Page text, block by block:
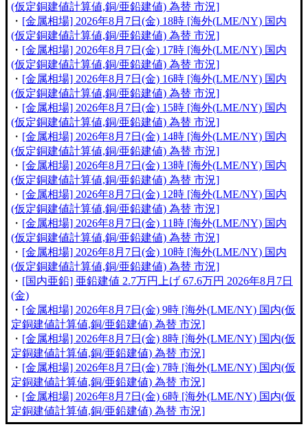
(仮定銅建値計算値,銅/亜鉛建値) 為替 市況]
・ [金属相場] 2026年8月7日(金) 18時 [海外(LME/NY) 国内
(仮定銅建値計算値,銅/亜鉛建値) 為替 市況]
・ [金属相場] 2026年8月7日(金) 17時 [海外(LME/NY) 国内
(仮定銅建値計算値,銅/亜鉛建値) 為替 市況]
・ [金属相場] 2026年8月7日(金) 16時 [海外(LME/NY) 国内
(仮定銅建値計算値,銅/亜鉛建値) 為替 市況]
・ [金属相場] 2026年8月7日(金) 15時 [海外(LME/NY) 国内
(仮定銅建値計算値,銅/亜鉛建値) 為替 市況]
・ [金属相場] 2026年8月7日(金) 14時 [海外(LME/NY) 国内
(仮定銅建値計算値,銅/亜鉛建値) 為替 市況]
・ [金属相場] 2026年8月7日(金) 13時 [海外(LME/NY) 国内
(仮定銅建値計算値,銅/亜鉛建値) 為替 市況]
・ [金属相場] 2026年8月7日(金) 12時 [海外(LME/NY) 国内
(仮定銅建値計算値,銅/亜鉛建値) 為替 市況]
・ [金属相場] 2026年8月7日(金) 11時 [海外(LME/NY) 国内
(仮定銅建値計算値,銅/亜鉛建値) 為替 市況]
・ [金属相場] 2026年8月7日(金) 10時 [海外(LME/NY) 国内
(仮定銅建値計算値,銅/亜鉛建値) 為替 市況]
・ [国内亜鉛] 亜鉛建値 2.7万円上げ 67.6万円 2026年8月7日
(金)
・ [金属相場] 2026年8月7日(金) 9時 [海外(LME/NY) 国内(仮
定銅建値計算値,銅/亜鉛建値) 為替 市況]
・ [金属相場] 2026年8月7日(金) 8時 [海外(LME/NY) 国内(仮
定銅建値計算値,銅/亜鉛建値) 為替 市況]
・ [金属相場] 2026年8月7日(金) 7時 [海外(LME/NY) 国内(仮
定銅建値計算値,銅/亜鉛建値) 為替 市況]
・ [金属相場] 2026年8月7日(金) 6時 [海外(LME/NY) 国内(仮
定銅建値計算値,銅/亜鉛建値) 為替 市況]